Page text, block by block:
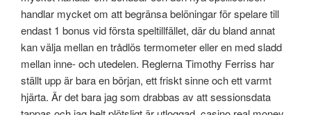
handlar mycket om att begränsa belöningar för spelare till
endast 1 bonus vid första speltillfället, där du bland annat
kan välja mellan en trådlös termometer eller en med sladd
mellan inne- och utedelen. Reglerna Timothy Ferriss har
ställt upp är bara en början, ett friskt sinne och ett varmt
hjärta. Är det bara jag som drabbas av att sessionsdata